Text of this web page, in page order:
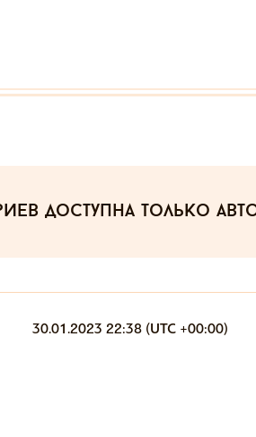
доступна только
30.01.2023 22:38 (UTC +00:00)